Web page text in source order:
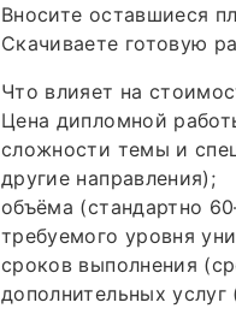
Вносите оставшиеся
Скачиваете готовую
Что влияет на
Цена дипломной
сложности темы и
другие направления);
объёма (стандартно
требуемого уровня
сроков выполнения
дополнительных